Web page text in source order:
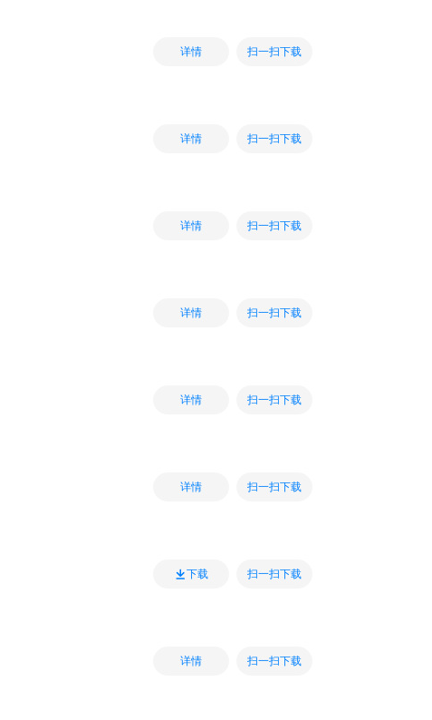
详情 扫一扫下载
详情 扫一扫下载
详情 扫一扫下载
详情 扫一扫下载
详情 扫一扫下载
详情 扫一扫下载
下载 扫一扫下载
详情 扫一扫下载